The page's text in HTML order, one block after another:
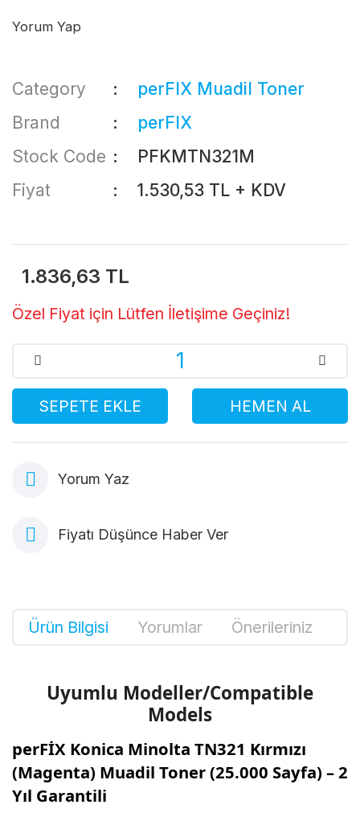
Yorum Yap
Category
perFIX Muadil Toner
Brand
perFIX
Stock Code
PFKMTN321M
Fiyat
1.530,53 TL + KDV
1.836,63 TL
Özel Fiyat için Lütfen İletişime Geçiniz!
SEPETE EKLE HEMEN AL
Yorum Yaz
Fiyatı Düşünce Haber Ver
Ürün Bilgisi Yorumlar Önerileriniz
Uyumlu Modeller/Compatible
Models
perFİX Konica Minolta TN321 Kırmızı
(Magenta) Muadil Toner (25.000 Sayfa) – 2
Yıl Garantili